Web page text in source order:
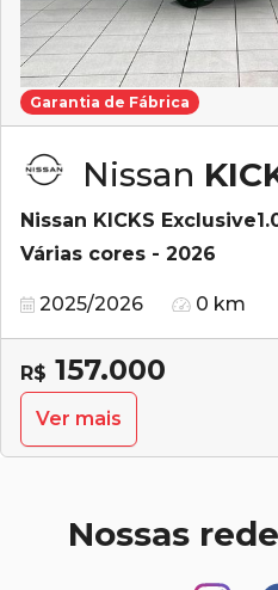
Garantia de Fábrica
Nissan
Nissan KICKS
Várias cores - 2026
2025/2026 0 km
R$ 157.000
Ver mais
Nossas